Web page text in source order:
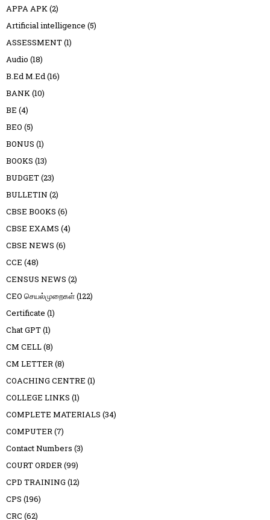
APPA APK(2)
Artificial intelligence (5)
ASSESSMENT(1)
Audio (18)
B.Ed M.Ed(16)
BANK(10)
BE (4)
BEO (5)
BONUS (1)
BOOKS (13)
BUDGET(23)
BULLETIN (2)
CBSE BOOKS (6)
CBSE EXAMS (4)
CBSE NEWS (6)
CCE (48)
CENSUS NEWS (2)
CEO செயல்முறைகள்(122)
Certificate (1)
Chat GPT(1)
CM CELL(8)
CM LETTER(8)
COACHING CENTRE (1)
COLLEGE LINKS (1)
COMPLETE MATERIALS (34)
COMPUTER(7)
Contact Numbers (3)
COURT ORDER(99)
CPD TRAINING (12)
CPS (196)
CRC (62)